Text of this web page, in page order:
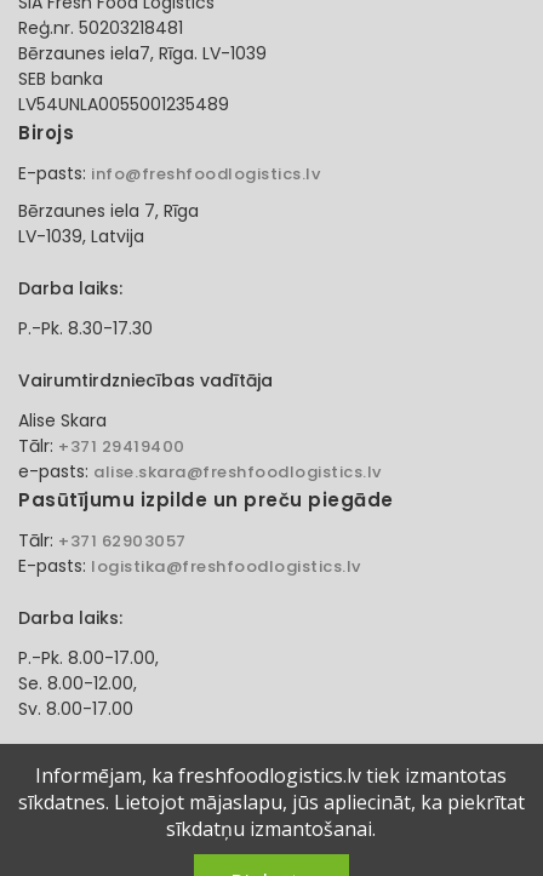
Reģ.nr. 50203218481
Bērzaunes iela7, Rīga. LV-1039
SEB banka
LV54UNLA0055001235489
Birojs
E-pasts: info@freshfoodlogistics.lv
Bērzaunes iela 7, Rīga
LV-1039, Latvija
Darba laiks:
P.-Pk. 8.30-17.30
Vairumtirdzniecības vadītāja
Alise Skara
Tālr: +371 29419400
e-pasts: alise.skara@freshfoodlogistics.lv
Pasūtījumu izpilde un preču piegāde
Tālr: +371 62903057
E-pasts: logistika@freshfoodlogistics.lv
Darba laiks:
P.-Pk. 8.00-17.00,
Se. 8.00-12.00,
Sv. 8.00-17.00
Aļona Gadzāne
+371 27321584
alona.gadzane@freshfoodlogistics.lv
Informējam, ka freshfoodlogistics.lv tiek izmantotas
sīkdatnes. Lietojot mājaslapu, jūs apliecināt, ka piekrītat
sīkdatņu izmantošanai.